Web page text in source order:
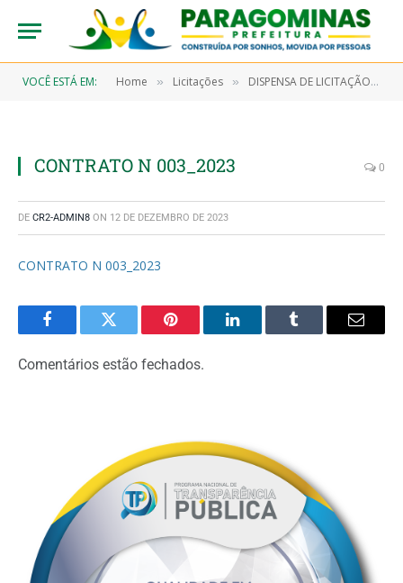
VOCÊ ESTÁ EM: Home » Licitações » DISPENSA DE LICITAÇÃO N° 7/2022-00059 (AQUISIÇÃO DE GÊNEROS ALIMENTÍCIOS E GÁS ENGARRAFADO OBJETIVANDO ATENDER A SECRETARIA MUNICIPAL DE SAÚDE E SEUS PROGRAMAS, HOSPITAL MUNICIPAL E UNIDADE DE PRONTO ATENDIMENTO)
CONTRATO N 003_2023 0
DE CR2-ADMIN8 ON 12 DE DEZEMBRO DE 2023
CONTRATO N 003_2023
FacebookTwitter Pinterest LinkedInTumblr Email
Comentários estão fechados.